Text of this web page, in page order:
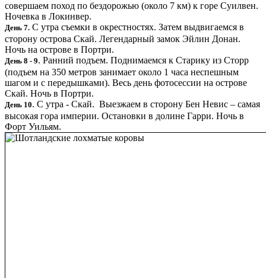
совершаем поход по бездорожью (около 7 км) к горе Суилвен.
Ночевка в Локинвер.
День 7. С утра съемки в окрестностях. Затем выдвигаемся в
сторону острова Скай. Легендарный замок Эйлин Донан.
Ночь на острове в Портри.
День 8 - 9. Ранний подъем. Поднимаемся к Старику из Сторр
(подъем на 350 метров занимает около 1 часа неспешным
шагом и с передышками). Весь день фотосессии на острове
Скай. Ночь в Портри.
День 10. С утра - Скай. Выезжаем в сторону Бен Невис – самая
высокая гора империи. Остановки в долине Гарри. Ночь в
Форт Уильям.